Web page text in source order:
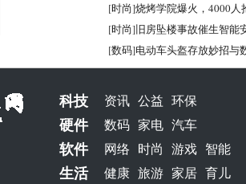
[时尚]烧烤学院爆火，4000人
[时尚]旧房坠楼事故催生智能
[数码]电动车头盔存放妙招与
科技 资讯 公益 环保
硬件 数码 家电 汽车
软件 网络 时尚 游戏 智能
生活 健康 旅游 家居 育儿